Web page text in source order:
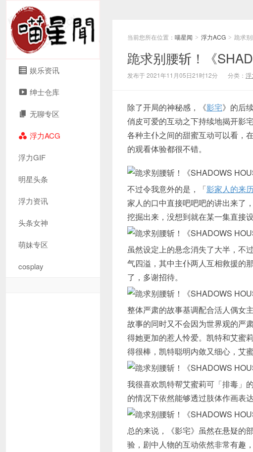
娱乐资讯
绅士仓库
无聊专区
浮力ACG
浮力GIF
明星头条
浮力资讯
头条女神
萌妹专区
cosplay
当前您所在位置： 喵星闻 > 浮力ACG > 跪求
跪求别腰斩！《
发布于 2021年11月05日21时12分 分类： 浮
除了开局的神秘感，《影宅》的后
俏皮可爱的互动之下持续地揭开影
各种主仆之间的甜蜜互动可以看，
的观看体验都很不错。
不过令我意外的是，「影家人的来
家人的口中直接吧吧吧的讲出来了
挖掘出来，没想到就在某一集直接
虽然设定上的悬念消失了大半，不
气四溢，其中主仆两人互相救援的
了，多谢招待。
整体严肃的故事基调配合活人偶女
故事的同时又不会因为世界观的严
得她更加的惹人怜爱。凯特和艾蜜
得很棒，凯特聪明内敛又细心，艾
我很喜欢凯特帮艾蜜莉可「排毒」
的情况下依然能够透过肢体作画表
总的来说，《影宅》虽然在悬疑的
验，剧中人物的互动依然非常有趣